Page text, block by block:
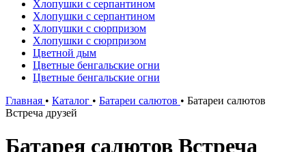
Хлопушки с серпантином
Хлопушки с серпантином
Хлопушки с сюрпризом
Хлопушки с сюрпризом
Цветной дым
Цветные бенгальские огни
Цветные бенгальские огни
Главная • Каталог • Батареи салютов • Батареи салютов
Встреча друзей
Батарея салютов Встреча